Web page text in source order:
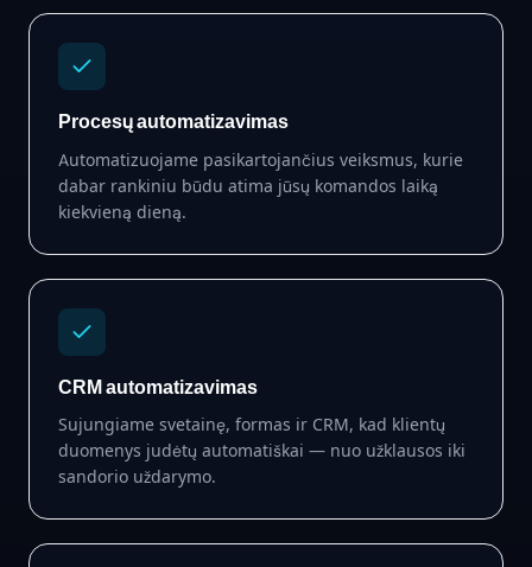
Procesų automatizavimas
Automatizuojame pasikartojančius veiksmus, kurie
dabar rankiniu būdu atima jūsų komandos laiką
kiekvieną dieną.
CRM automatizavimas
Sujungiame svetainę, formas ir CRM, kad klientų
duomenys judėtų automatiškai — nuo užklausos iki
sandorio uždarymo.